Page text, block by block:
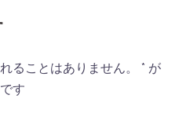
ることはありません。 * が
す